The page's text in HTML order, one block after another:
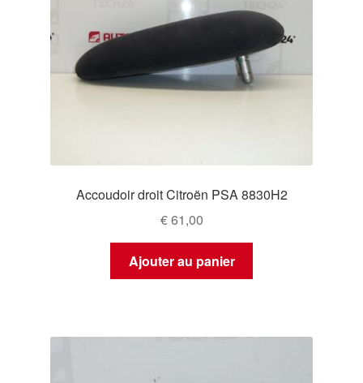
Accoudoir droit Citroën PSA 8830H2
€61,00
Ajouter au panier